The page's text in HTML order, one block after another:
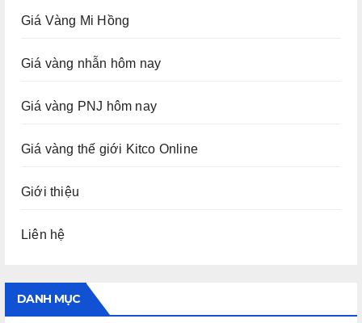
Giá Vàng Mi Hồng
Giá vàng nhẫn hôm nay
Giá vàng PNJ hôm nay
Giá vàng thế giới Kitco Online
Giới thiệu
Liên hệ
DANH MỤC